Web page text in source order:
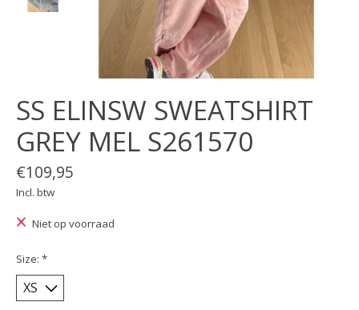
SS ELINSW SWEATSHIRT
GREY MEL S261570
€109,95
Incl. btw
Niet op voorraad
Size: *